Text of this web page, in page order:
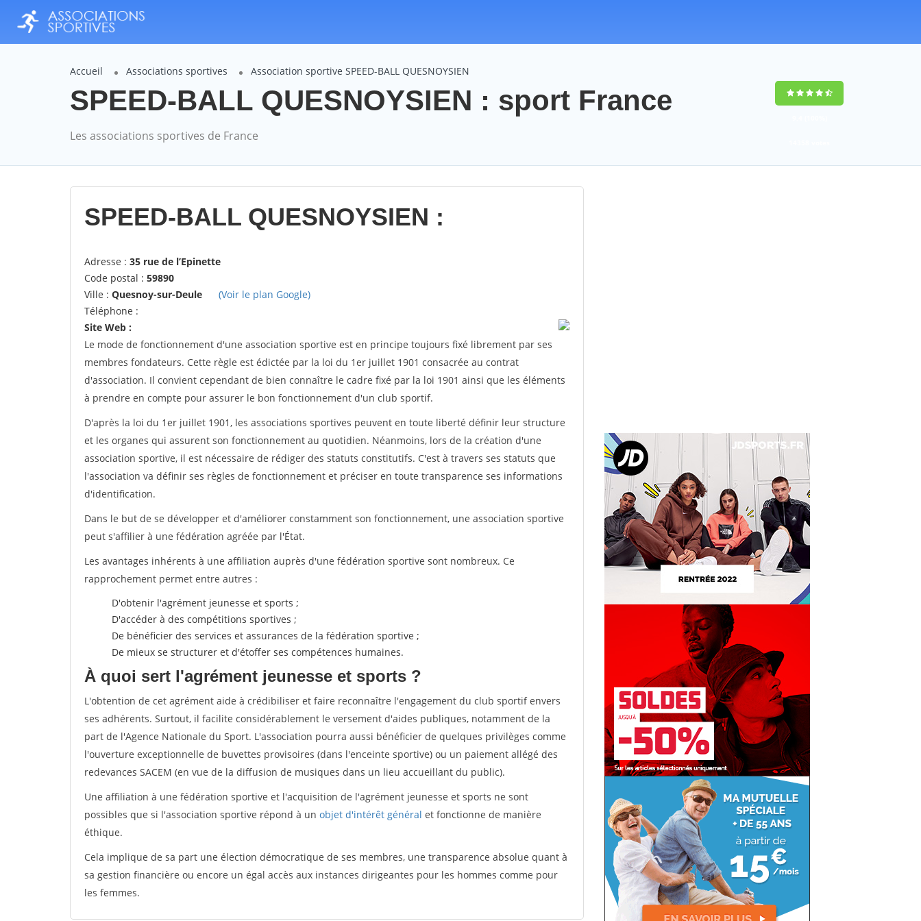
Accueil Associations sportives Association sportive SPEED-BALL QUESNOYSIEN
SPEED-BALL QUESNOYSIEN : sport France
Les associations sportives de France
SPEED-BALL QUESNOYSIEN :
Adresse : 35 rue de l’Epinette
Code postal : 59890
Ville : Quesnoy-sur-Deule
(Voir le plan Google)
Téléphone :
Site Web :
Le mode de fonctionnement d'une association sportive est en principe toujours fixé librement par ses
membres fondateurs. Cette règle est édictée par la loi du 1er juillet 1901 consacrée au contrat
d'association. Il convient cependant de bien connaître le cadre fixé par la loi 1901 ainsi que les éléments
à prendre en compte pour assurer le bon fonctionnement d'un club sportif.
D'après la loi du 1er juillet 1901, les associations sportives peuvent en toute liberté définir leur structure
et les organes qui assurent son fonctionnement au quotidien. Néanmoins, lors de la création d'une
association sportive, il est nécessaire de rédiger des statuts constitutifs. C'est à travers ses statuts que
l'association va définir ses règles de fonctionnement et préciser en toute transparence ses informations
d'identification.
Dans le but de se développer et d'améliorer constamment son fonctionnement, une association sportive
peut s'affilier à une fédération agréée par l'État.
Les avantages inhérents à une affiliation auprès d'une fédération sportive sont nombreux. Ce
rapprochement permet entre autres :
D'obtenir l'agrément jeunesse et sports ;
D'accéder à des compétitions sportives ;
De bénéficier des services et assurances de la fédération sportive ;
De mieux se structurer et d'étoffer ses compétences humaines.
À quoi sert l'agrément jeunesse et sports ?
L'obtention de cet agrément aide à crédibiliser et faire reconnaître l'engagement du club sportif envers
ses adhérents. Surtout, il facilite considérablement le versement d'aides publiques, notamment de la
part de l'Agence Nationale du Sport. L'association pourra aussi bénéficier de quelques privilèges comme
l'ouverture exceptionnelle de buvettes provisoires (dans l'enceinte sportive) ou un paiement allégé des
redevances SACEM (en vue de la diffusion de musiques dans un lieu accueillant du public).
Une affiliation à une fédération sportive et l'acquisition de l'agrément jeunesse et sports ne sont
possibles que si l'association sportive répond à un objet d'intérêt général et fonctionne de manière
éthique.
Cela implique de sa part une élection démocratique de ses membres, une transparence absolue quant à
sa gestion financière ou encore un égal accès aux instances dirigeantes pour les hommes comme pour
les femmes.